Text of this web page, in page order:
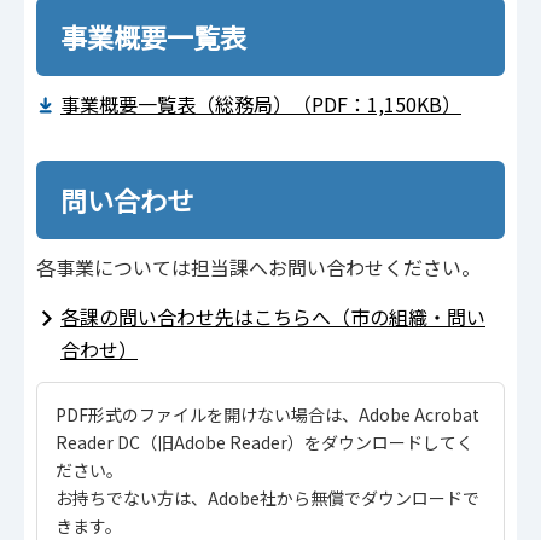
事業概要一覧表
事業概要一覧表（総務局）（PDF：1,150KB）
問い合わせ
各事業については担当課へお問い合わせください。
各課の問い合わせ先はこちらへ（市の組織・問い
合わせ）
PDF形式のファイルを開けない場合は、Adobe Acrobat
Reader DC（旧Adobe Reader）をダウンロードしてく
ださい。
お持ちでない方は、Adobe社から無償でダウンロードで
きます。